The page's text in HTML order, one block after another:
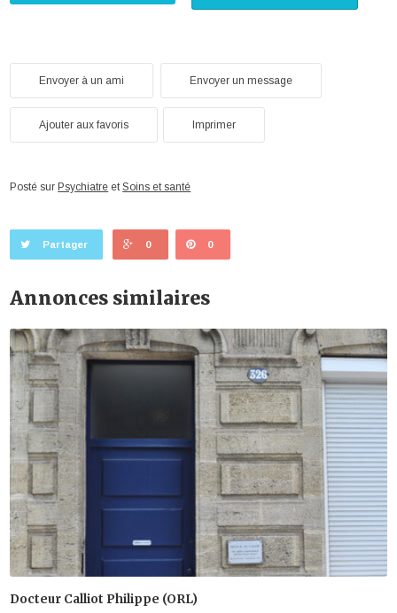
Envoyer à un ami Envoyer un message
Ajouter aux favoris Imprimer
Posté surPsychiatre etSoins et santé
Partager 0 0
Annonces similaires
Docteur Calliot Philippe (ORL)